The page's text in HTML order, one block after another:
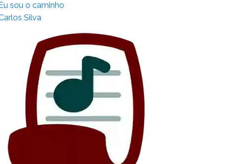
sou o caminho
Silva